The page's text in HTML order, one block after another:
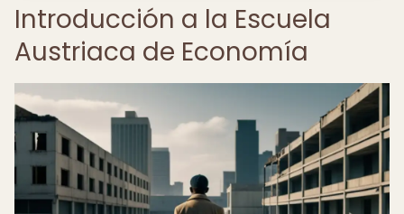
Introducción a la Escuela
Austriaca de Economía